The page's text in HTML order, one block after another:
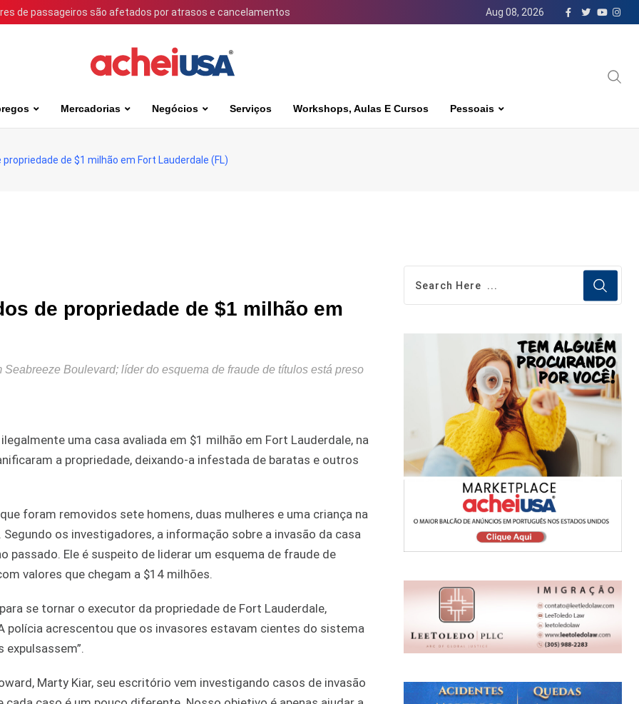
de passageiros são afetados por atrasos e cancelamentos Aug 08, 2026
Mercadorias Negócios Serviços Workshops, Aulas E Cursos Pessoais
de $1 milhão em Fort Lauderdale (FL)
de propriedade de $1 milhão em
Boulevard; líder do esquema de fraude de títulos está preso
uma casa avaliada em $1 milhão em Fort Lauderdale, na
a propriedade, deixando-a infestada de baratas e outros
foram removidos sete homens, duas mulheres e uma criança na
os investigadores, a informação sobre a invasão da casa
passado. Ele é suspeito de liderar um esquema de fraude de
valores que chegam a $14 milhões.
se tornar o executor da propriedade de Fort Lauderdale,
polícia acrescentou que os invasores estavam cientes do sistema
Marty Kiar, seu escritório vem investigando casos de invasão